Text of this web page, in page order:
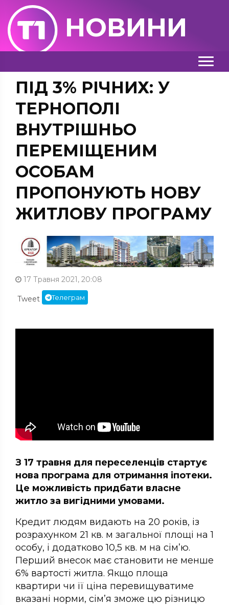
НОВИНИ
ПІД 3% РІЧНИХ: У
ТЕРНОПОЛІ
ВНУТРІШНЬО
ПЕРЕМІЩЕНИМ
ОСОБАМ
ПРОПОНУЮТЬ НОВУ
ЖИТЛОВУ ПРОГРАМУ
17 Травня 2021, 20:08
Tweet Телеграм
З 17 травня для переселенців стартує
нова програма для отримання іпотеки.
Це можливість придбати власне
житло за вигідними умовами.
Кредит людям видають на 20 років, із
розрахунком 21 кв. м загальної площі на 1
особу, і додатково 10,5 кв. м на сім’ю.
Перший внесок має становити не менше
6% вартості житла. Якщо площа
квартири чи її ціна перевищуватиме
вказані норми, сім’я зможе цю різницю